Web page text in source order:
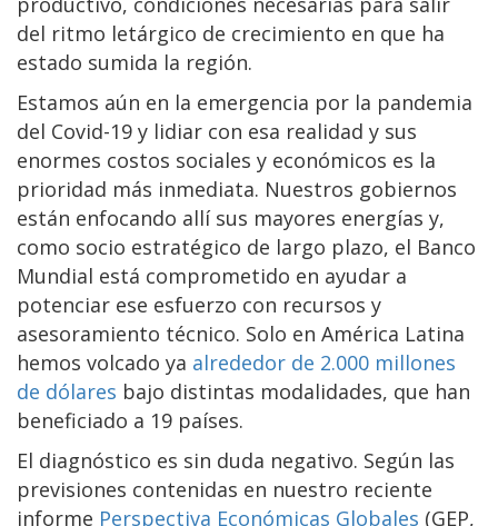
del ritmo letárgico de crecimiento en que ha
estado sumida la región.
Estamos aún en la emergencia por la pandemia
del Covid-19 y lidiar con esa realidad y sus
enormes costos sociales y económicos es la
prioridad más inmediata. Nuestros gobiernos
están enfocando allí sus mayores energías y,
como socio estratégico de largo plazo, el Banco
Mundial está comprometido en ayudar a
potenciar ese esfuerzo con recursos y
asesoramiento técnico. Solo en América Latina
hemos volcado ya alrededor de 2.000 millones
de dólares bajo distintas modalidades, que han
beneficiado a 19 países.
El diagnóstico es sin duda negativo. Según las
previsiones contenidas en nuestro reciente
informe Perspectiva Económicas Globales (GEP,